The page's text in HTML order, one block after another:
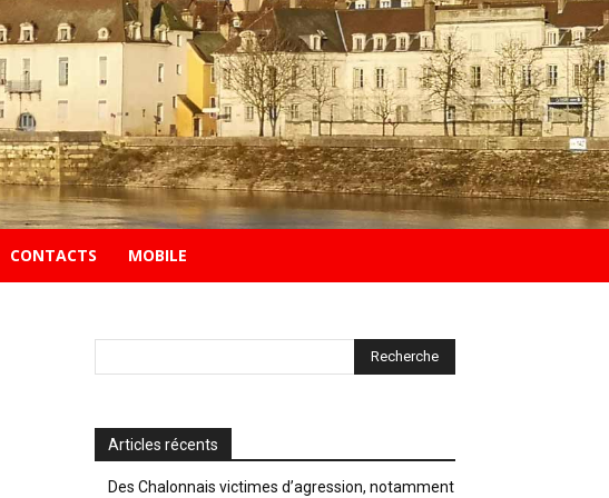
CONTACTS MOBILE
Articles récents
Des Chalonnais victimes d’agression, notamment